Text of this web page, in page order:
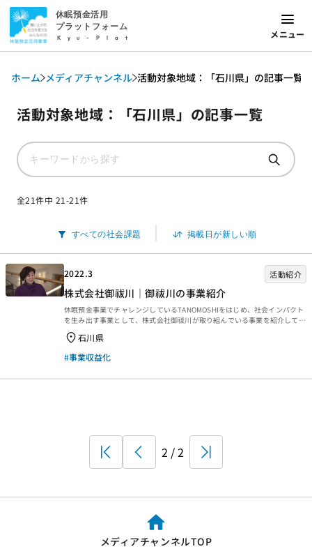
休眠預金活用
プラットフォーム
Kyu-Plat メニュー
ホーム メディアチャンネル 活動対象地域：「石川県」の記事一覧
活動対象地域：「石川県」の記事一覧
全21件中 21-21件
2022.3 活動紹介
株式会社御祓川｜御祓川の事業紹介
休眠預金事業でチャレンジしているTANOMOSHIをはじめ、社会インパクト
を生み出す事業として、株式会社御祓川が取り組んでいる事業を紹介してい
ます。
石川県
#事業収益化
First Prev 2 / 2 Last
メディアチャンネルTOP